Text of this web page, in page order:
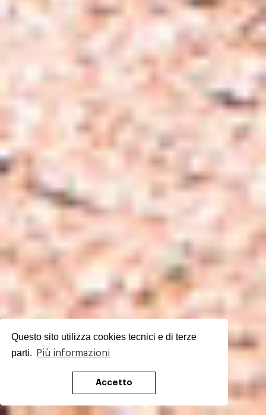
Questo sito utilizza cookies tecnici e di terze
parti.
Più informazioni
Accetto